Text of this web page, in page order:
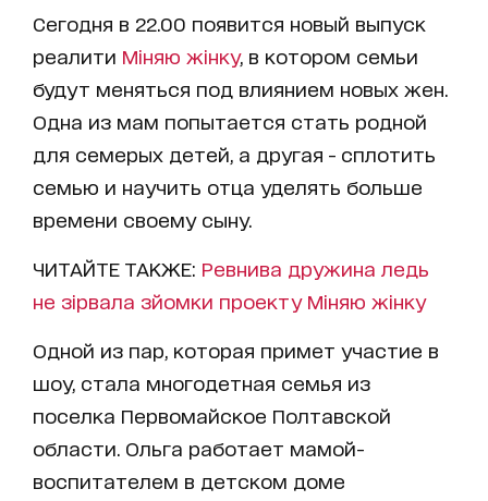
Сегодня в 22.00 появится новый выпуск
реалити Міняю жінку, в котором семьи
будут меняться под влиянием новых жен.
Одна из мам попытается стать родной
для семерых детей, а другая - сплотить
семью и научить отца уделять больше
времени своему сыну.
ЧИТАЙТЕ ТАКЖЕ: Ревнива дружина ледь
не зірвала зйомки проекту Міняю жінку
Одной из пар, которая примет участие в
шоу, стала многодетная семья из
поселка Первомайское Полтавской
области. Ольга работает мамой-
воспитателем в детском доме